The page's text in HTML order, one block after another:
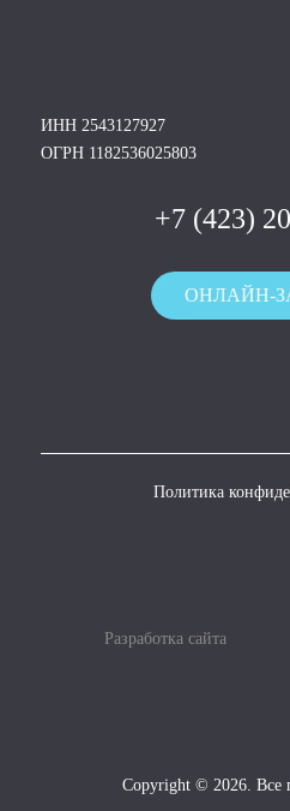
ИНН 2543127927
ОГРН 1182536025803
+7 (423)
ОНЛАЙН-
Copyright © 2026. Все
Политика
Разработка сайта